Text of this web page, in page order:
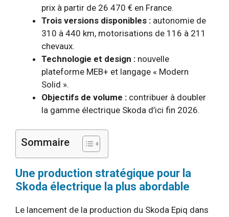
prix à partir de 26 470 € en France.
Trois versions disponibles : autonomie de
310 à 440 km, motorisations de 116 à 211
chevaux.
Technologie et design : nouvelle
plateforme MEB+ et langage « Modern
Solid ».
Objectifs de volume : contribuer à doubler
la gamme électrique Skoda d’ici fin 2026.
Sommaire
Une production stratégique pour la
Skoda électrique la plus abordable
Le lancement de la production du Skoda Epiq dans